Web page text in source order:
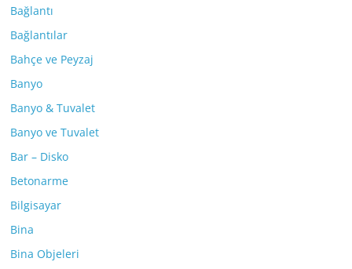
Bağlantı
Bağlantılar
Bahçe ve Peyzaj
Banyo
Banyo & Tuvalet
Banyo ve Tuvalet
Bar – Disko
Betonarme
Bilgisayar
Bina
Bina Objeleri